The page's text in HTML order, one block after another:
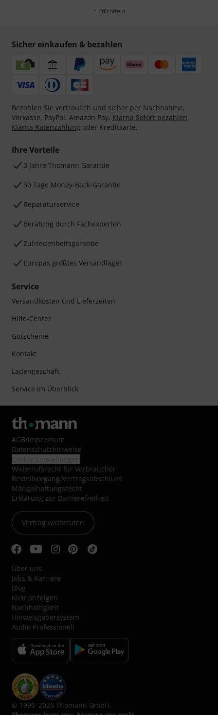
* Pflichtfeld
Sicher einkaufen & bezahlen
Bezahlen Sie vertraulich und sicher per Nachnahme,
Vorkasse, PayPal, Amazon Pay, Klarna Sofort bezahlen,
Klarna Ratenzahlung oder Kreditkarte.
Ihre Vorteile
3 Jahre Thomann Garantie
30 Tage Money-Back-Garantie
Reparaturservice
Beratung durch Fachexperten
Zufriedenheitsgarantie
Europas größtes Versandlager
Service
Versandkosten und Lieferzeiten
Hilfe-Center
Gutscheine
Kontakt
Ladengeschäft
Service im Überblick
AGB/Impressum
Datenschutzhinweise
Widerrufsrecht für Verbraucher
Bestellvorgang/Vertragsabschluss
Mängelhaftungsrecht
Erklärung zur Barrierefreiheit
Vertrag widerrufen
Über uns
Jobs & Karriere
Blog
Kleinanzeigen
Nachhaltigkeit
Hinweisgebersystem
Audio Professionell
© 1996–2026 Thomann GmbH.